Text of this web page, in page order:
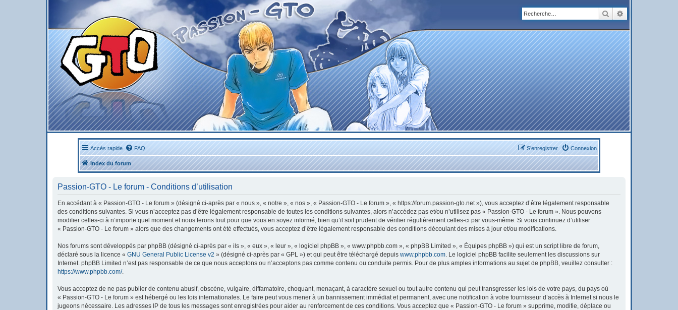
Rechercher
Accès rapide FAQ Connexion
S’enregistrer
Index du forum
Passion-GTO - Le forum - Conditions d’utilisation
En accédant à « Passion-GTO - Le forum » (désigné ci-après par « nous », « notre », « nos », « Passion-GTO - Le forum », « https://forum.passion-gto.net »), vous acceptez d’être légalement responsable
des conditions suivantes. Si vous n’acceptez pas d’être légalement responsable de toutes les conditions suivantes, alors n’accédez pas et/ou n’utilisez pas « Passion-GTO - Le forum ». Nous pouvons
modifier celles-ci à n’importe quel moment et nous ferons tout pour que vous en soyez informé, bien qu’il soit prudent de vérifier régulièrement celles-ci par vous-même. Si vous continuez d’utiliser
« Passion-GTO - Le forum » alors que des changements ont été effectués, vous acceptez d’être légalement responsable des conditions découlant des mises à jour et/ou modifications.
Nos forums sont développés par phpBB (désigné ci-après par « ils », « eux », « leur », « logiciel phpBB », « www.phpbb.com », « phpBB Limited », « Équipes phpBB ») qui est un script libre de forum,
déclaré sous la licence « GNU General Public License v2 » (désigné ci-après par « GPL ») et qui peut être téléchargé depuis www.phpbb.com. Le logiciel phpBB facilite seulement les discussions sur
Internet. phpBB Limited n’est pas responsable de ce que nous acceptons ou n’acceptons pas comme contenu ou conduite permis. Pour de plus amples informations au sujet de phpBB, veuillez consulter :
https://www.phpbb.com/.
Vous acceptez de ne pas publier de contenu abusif, obscène, vulgaire, diffamatoire, choquant, menaçant, à caractère sexuel ou tout autre contenu qui peut transgresser les lois de votre pays, du pays où
« Passion-GTO - Le forum » est hébergé ou les lois internationales. Le faire peut vous mener à un bannissement immédiat et permanent, avec une notification à votre fournisseur d’accès à Internet si nous le
jugeons nécessaire. Les adresses IP de tous les messages sont enregistrées pour aider au renforcement de ces conditions. Vous acceptez que « Passion-GTO - Le forum » supprime, modifie, déplace ou